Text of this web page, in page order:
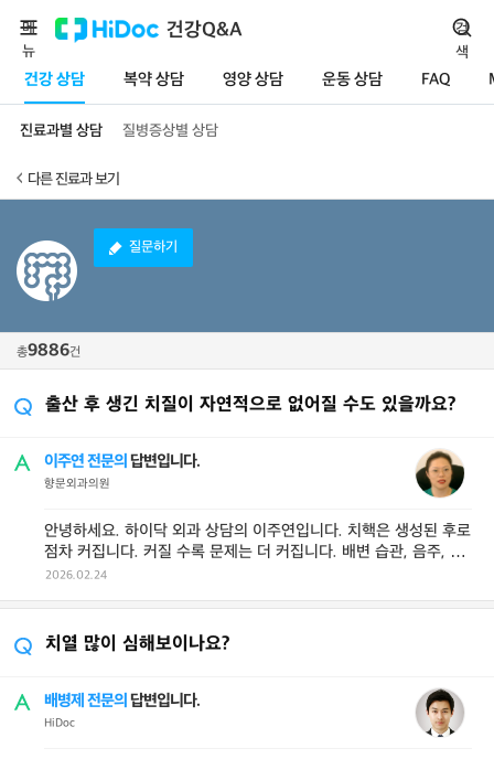
건강Q&A
건강 상담 복약 상담 영양 상담 운동 상담 FAQ
메
뉴
검
색
진료과별 상담 질병증상별 상담
다른 진료과 보기
질문하기
총9886건
출산 후 생긴 치질이 자연적으로 없어질 수도 있을까요?
이주연 전문의 답변입니다.
향문외과의원
안녕하세요. 하이닥 외과 상담의 이주연입니다. 치핵은 생성된 후로
점차 커집니다. 커질 수록 문제는 더 커집니다. 배변 습관, 음주, 그
2026.02.24
치열 많이 심해보이나요?
배병제 전문의 답변입니다.
HiDoc